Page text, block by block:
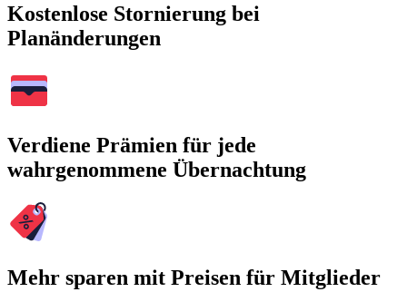
Kostenlose Stornierung bei
Planänderungen
Verdiene Prämien für jede
wahrgenommene Übernachtung
Mehr sparen mit Preisen für Mitglieder